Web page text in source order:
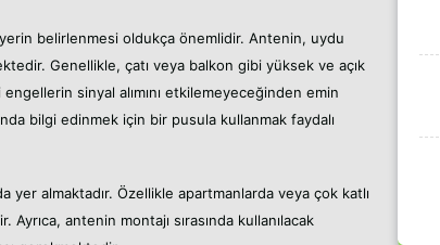
belirlenmesi oldukça önemlidir. Antenin, uydu
Genellikle, çatı veya balkon gibi yüksek ve açık
sinyal alımını etkilemeyeceğinden emin
bilgi edinmek için bir pusula kullanmak faydalı
yer almaktadır. Özellikle apartmanlarda veya çok katlı
antenin montajı sırasında kullanılacak